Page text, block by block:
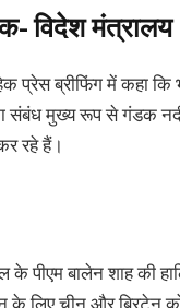
विदेश मंत्रालय
प्रेस ब्रीफिंग में कहा
संबंध मुख्य रूप से गंडक
रहे हैं।
पीएम बालेन शाह की